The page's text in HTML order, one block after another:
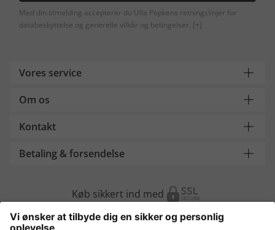
Med din tilmelding accepterer du Ulla Popkens retningslinjer for
databeskyttelse og generelle vilkår og betingelser. [+]
Vores service
Om os
Kontakt
Betaling & forsendelse
Køb sikkert ind med